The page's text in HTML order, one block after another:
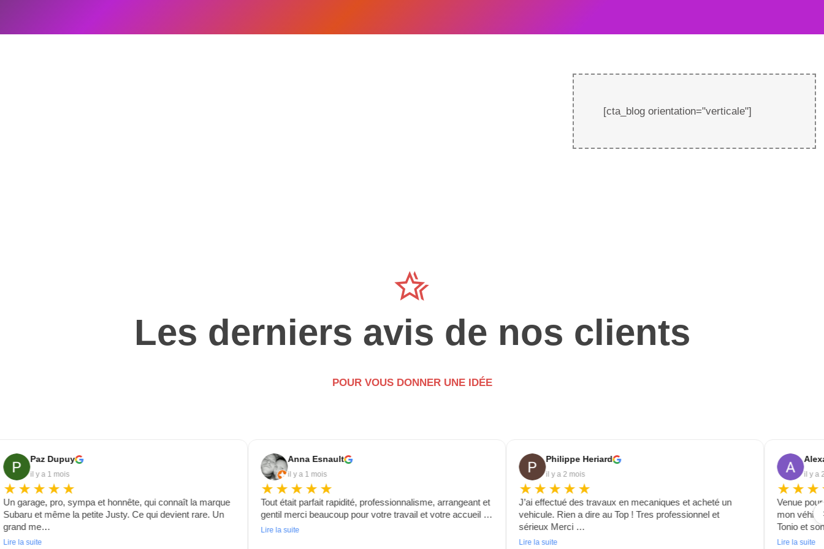
[cta_blog orientation="verticale"]
hotel_class
Les derniers avis de nos clients
POUR VOUS DONNER UNE IDÉE
Paz Dupuy
il y a 1 mois
★★★★★
Un garage, pro, sympa et honnête, qui connaît la marque
Subaru et même la petite Justy. Ce qui devient rare. Un
grand me…
Lire la suite
Anna Esnault
il y a 1 mois
★★★★★
Tout était parfait rapidité, professionnalisme, arrangeant et
gentil merci beaucoup pour votre travail et votre accueil …
Lire la suite
Philippe Heriard
il y a 2 mois
★★★★★
J’ai effectué des travaux en mecaniques et acheté un
vehicule. Rien a dire au Top ! Tres professionnel et
sérieux Merci …
Lire la suite
il y a
Venue
mon
Tonio et
Lire la suite